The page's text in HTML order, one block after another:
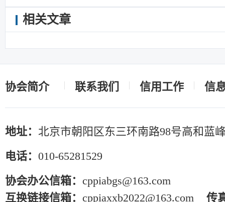
相关文章
协会简介 联系我们 信用工作 信
地址： 北京市朝阳区东三环南路98号高和蓝
电话： 010-65281529
协会办公信箱： cppiabgs@163.com
互换链接信箱： cppiaxxb2022@163.com 传